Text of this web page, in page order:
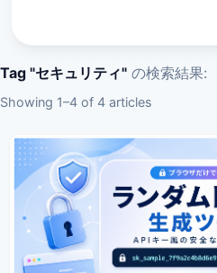
Tag "セキュリティ" の検索結果:
Showing 1–4 of 4 articles